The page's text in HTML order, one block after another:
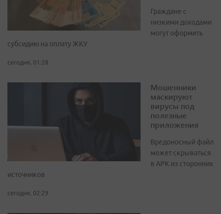
Граждане с
низкими доходами
могут оформить
субсидию на оплату ЖКУ
сегодня, 01:28
Мошенники
маскируют
вирусы под
полезные
приложения
Вредоносный файл
может скрываться
в APK из сторонних
источников
сегодня, 02:29